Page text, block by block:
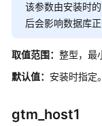
_V2.0-
3.x）
开
发
（集
该参数由安装时
后会影响数据库正
取值范围： 整型，最
默认值： 安装时指定。
gtm_host1